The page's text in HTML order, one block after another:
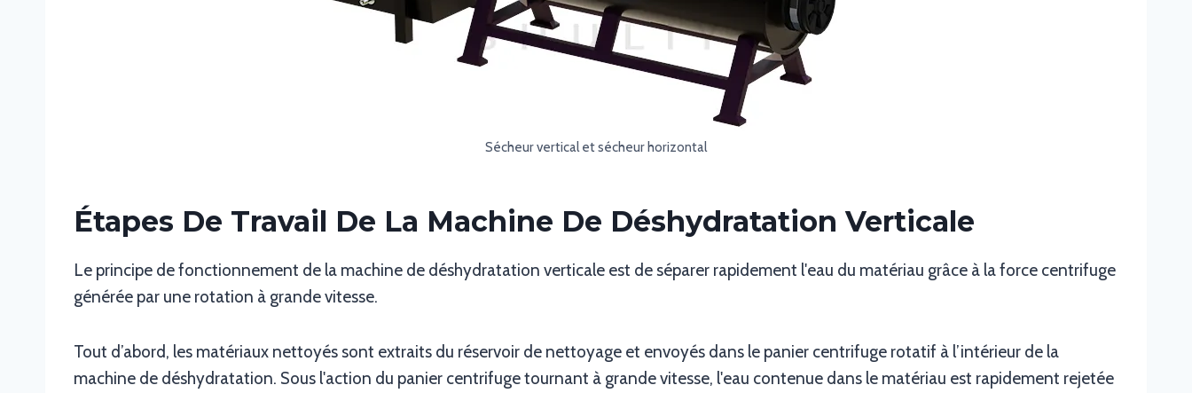
Sécheur vertical et sécheur horizontal
Étapes De Travail De La Machine De Déshydratation Verticale
Le principe de fonctionnement de la machine de déshydratation verticale est de séparer rapidement l'eau du matériau grâce à la force centrifuge
générée par une rotation à grande vitesse.
Tout d’abord, les matériaux nettoyés sont extraits du réservoir de nettoyage et envoyés dans le panier centrifuge rotatif à l’intérieur de la
machine de déshydratation. Sous l'action du panier centrifuge tournant à grande vitesse, l'eau contenue dans le matériau est rapidement rejetée